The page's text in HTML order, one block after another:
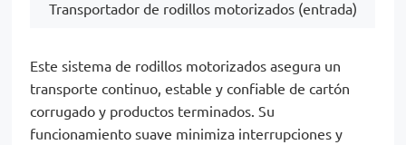
Transportador de rodillos motorizados (entrada)
Este sistema de rodillos motorizados asegura un
transporte continuo, estable y confiable de cartón
corrugado y productos terminados. Su
funcionamiento suave minimiza interrupciones y